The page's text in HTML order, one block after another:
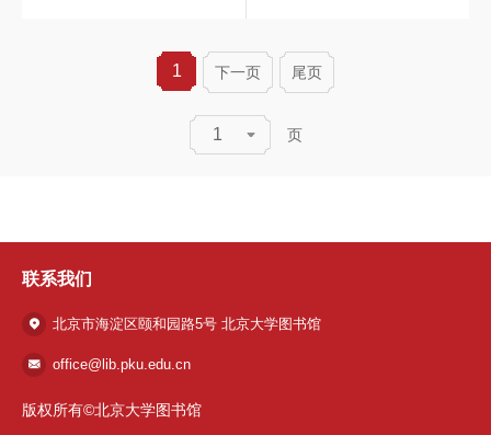
1 下一页 尾页
1 页
联系我们
北京市海淀区颐和园路5号 北京大学图书馆
office@lib.pku.edu.cn
版权所有©北京大学图书馆